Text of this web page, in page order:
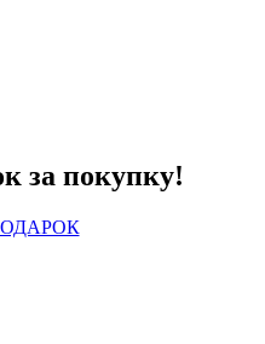
за покупку!